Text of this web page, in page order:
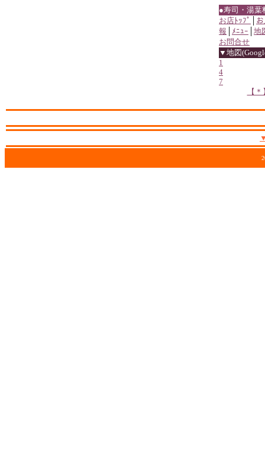
●寿司・湯
お店ﾄｯﾌﾟ
報
ﾒﾆｭｰ
地
お問合せ
▼地図
1
4
7
【